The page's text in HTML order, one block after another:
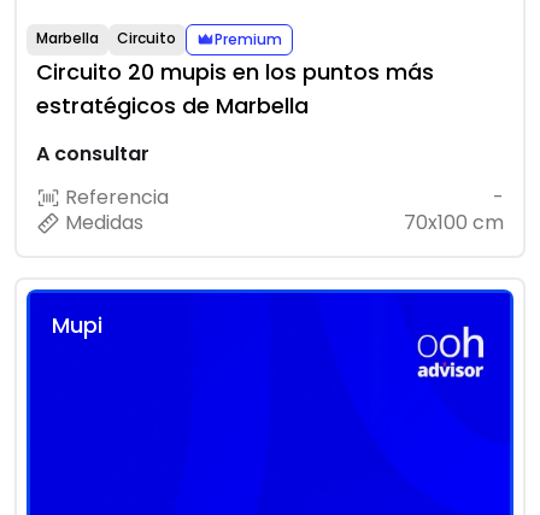
Marbella Circuito Premium
Circuito 20 mupis en los puntos más
estratégicos de Marbella
A consultar
Referencia
-
Medidas
70x100 cm
Mupi